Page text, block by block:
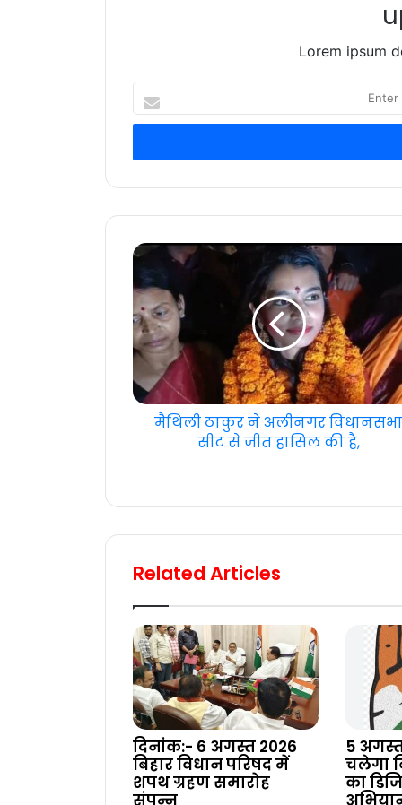
Lorem ipsum
your
address
मैथिली ठाकुर ने अलीनगर विधानसभा
सीट से जीत हासिल की है,
Related Articles
दिनांक:- 6 अगस्त 2026
बिहार विधान परिषद में
शपथ ग्रहण समारोह
संपन्न
5
चलेगा
का